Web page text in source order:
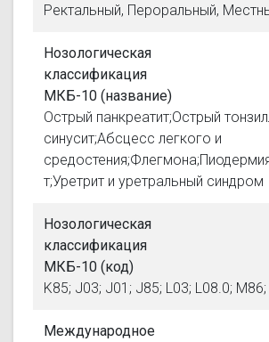
Ректальный, Пероральный,
Нозологическая
классификация
МКБ-10 (название)
Острый панкреатит;Острый
синусит;Абсцесс легкого и
т;Уретрит и уретральный синдром
Нозологическая
классификация
МКБ-10 (код)
K85; J03; J01; J85; L03; L08.0;
Международное